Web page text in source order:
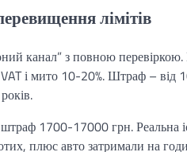
лімітів
канал” з повною
і мито 10-20%. Штраф – від
штраф 1700-17000 грн.
плюс авто затримали на